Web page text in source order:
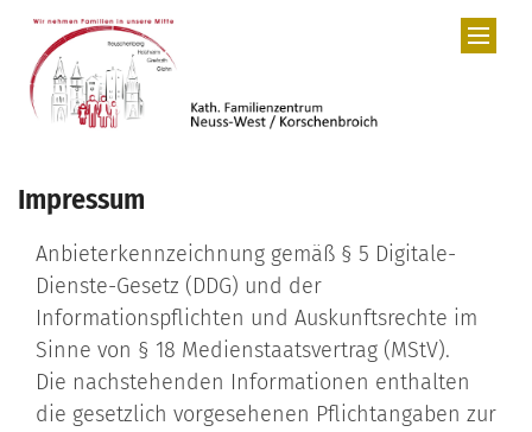
Zum Inhalt springen
Impressum
Anbieterkennzeichnung gemäß § 5 Digitale-
Dienste-Gesetz (DDG) und der
Informationspflichten und Auskunftsrechte im
Sinne von § 18 Medienstaatsvertrag (MStV).
Die nachstehenden Informationen enthalten
die gesetzlich vorgesehenen Pflichtangaben zur